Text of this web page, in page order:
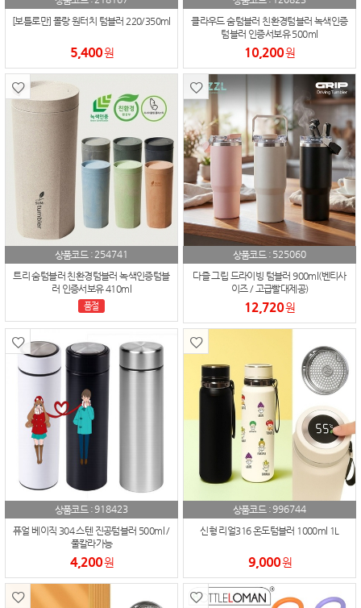
[보틀로만] 몰랑 원터치 텀블러 220/350ml
5,400원
클라우드 숨텀블러 친환경텀블러 녹색인증
텀블러 인증서보유 500ml
10,200원
상품코드 :254741
트리 숨텀블러 친환경텀블러 녹색인증텀블
러 인증서보유 410ml
품절
상품코드 : 525060
다즐 그립 드라이빙 텀블러 900ml(벤티사
이즈 / 고급빨대제공)
12,720원
상품코드 :918423
퓨얼 베이직 304 스텐 진공텀블러 500ml /
풀칼라가능
4,200원
상품코드 :996744
신형 리얼316 온도텀블러 1000ml 1L
9,000원